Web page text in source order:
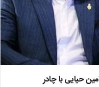
حیایی با چادر